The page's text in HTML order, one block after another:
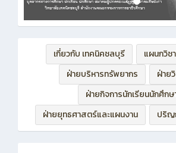
เกี่ยวกับ เทคนิคชลบุรี
แผนกวิช
ฝ่ายบริหารทรัพยากร
ฝ่าย
ฝ่ายกิจการนักเรียนนักศึกษ
ฝ่ายยุทธศาสตร์และแผนงาน
ปริญ